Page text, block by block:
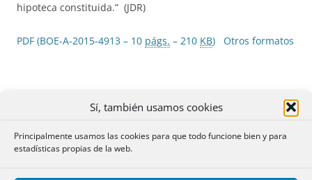
Sí, también usamos cookies
Principalmente usamos las cookies para que todo funcione bien y para
estadísticas propias de la web.
hipoteca constituida.” (JDR)
PDF (BOE-A-2015-4913 – 10 págs. – 210 KB) Otros formatos
Ejecución judicial hipotecaria. Derecho de
uso familiar